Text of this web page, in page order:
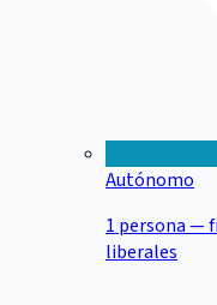
Autónomo
1 persona —
liberales